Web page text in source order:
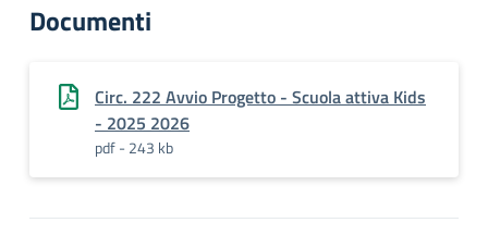
Documenti
Circ. 222 Avvio Progetto - Scuola attiva Kids
- 2025 2026
pdf - 243 kb